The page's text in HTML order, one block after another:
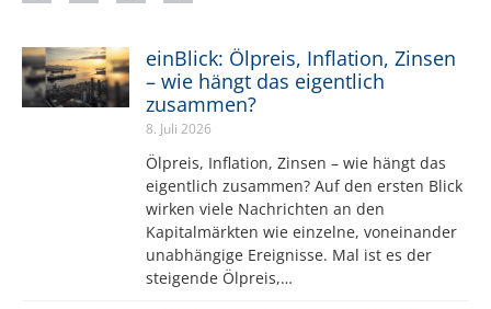
einBlick: Ölpreis, Inflation, Zinsen
– wie hängt das eigentlich
zusammen?
8. Juli 2026
Ölpreis, Inflation, Zinsen – wie hängt das
eigentlich zusammen? Auf den ersten Blick
wirken viele Nachrichten an den
Kapitalmärkten wie einzelne, voneinander
unabhängige Ereignisse. Mal ist es der
steigende Ölpreis,…